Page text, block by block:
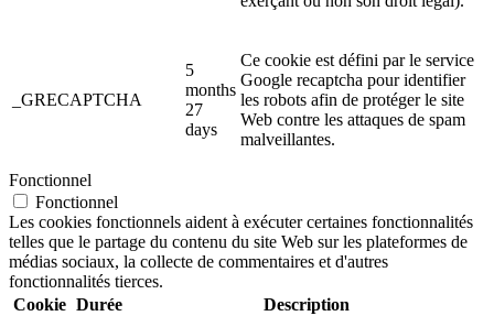
_GRECAPTCHA
5
months
27
days
Ce cookie est défini par le service
Google recaptcha pour identifier
les robots afin de protéger le site
Web contre les attaques de spam
malveillantes.
Fonctionnel
Fonctionnel
Les cookies fonctionnels aident à exécuter certaines fonctionnalités
telles que le partage du contenu du site Web sur les plateformes de
médias sociaux, la collecte de commentaires et d'autres
fonctionnalités tierces.
Cookie Durée Description